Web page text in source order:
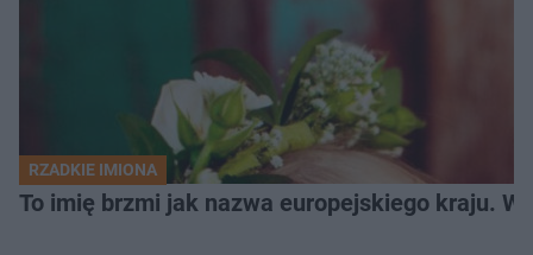
RZADKIE IMIONA
To imię brzmi jak nazwa europejskiego kraju.